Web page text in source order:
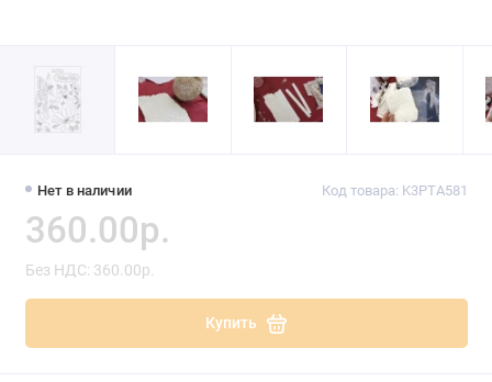
Нет в наличии Код товара: K3PTA581
360.00р.
Без НДС: 360.00р.
Купить